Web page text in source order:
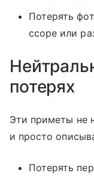
Потерять
ссоре или
потерях
Эти приметы не
и просто
Потерять